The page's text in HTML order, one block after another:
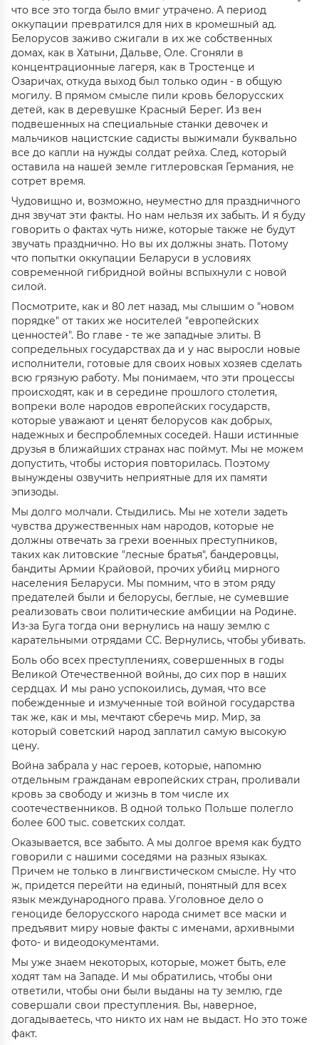
что все это тогда было вмиг утрачено. А период
оккупации превратился для них в кромешный ад.
Белорусов заживо сжигали в их же собственных
домах, как в Хатыни, Дальве, Оле. Сгоняли в
концентрационные лагеря, как в Тростенце и
Озаричах, откуда выход был только один - в общую
могилу. В прямом смысле пили кровь белорусских
детей, как в деревушке Красный Берег. Из вен
подвешенных на специальные станки девочек и
мальчиков нацистские садисты выжимали буквально
все до капли на нужды солдат рейха. След, который
оставила на нашей земле гитлеровская Германия, не
сотрет время.
Чудовищно и, возможно, неуместно для праздничного
дня звучат эти факты. Но нам нельзя их забыть. И я буду
говорить о фактах чуть ниже, которые также не будут
звучать празднично. Но вы их должны знать. Потому
что попытки оккупации Беларуси в условиях
современной гибридной войны вспыхнули с новой
силой.
Посмотрите, как и 80 лет назад, мы слышим о "новом
порядке" от таких же носителей "европейских
ценностей". Во главе - те же западные элиты. В
сопредельных государствах да и у нас выросли новые
исполнители, готовые для своих новых хозяев сделать
всю грязную работу. Мы понимаем, что эти процессы
происходят, как и в середине прошлого столетия,
вопреки воле народов европейских государств,
которые уважают и ценят белорусов как добрых,
надежных и беспроблемных соседей. Наши истинные
друзья в ближайших странах нас поймут. Мы не можем
допустить, чтобы история повторилась. Поэтому
вынуждены озвучить неприятные для их памяти
эпизоды.
Мы долго молчали. Стыдились. Мы не хотели задеть
чувства дружественных нам народов, которые не
должны отвечать за грехи военных преступников,
таких как литовские "лесные братья", бандеровцы,
бандиты Армии Крайовой, прочих убийц мирного
населения Беларуси. Мы помним, что в этом ряду
предателей были и белорусы, беглые, не сумевшие
реализовать свои политические амбиции на Родине.
Из-за Буга тогда они вернулись на нашу землю с
карательными отрядами СС. Вернулись, чтобы убивать.
Боль обо всех преступлениях, совершенных в годы
Великой Отечественной войны, до сих пор в наших
сердцах. И мы рано успокоились, думая, что все
побежденные и измученные той войной государства
так же, как и мы, мечтают сберечь мир. Мир, за
который советский народ заплатил самую высокую
цену.
Война забрала у нас героев, которые, напомню
отдельным гражданам европейских стран, проливали
кровь за свободу и жизнь в том числе их
соотечественников. В одной только Польше полегло
более 600 тыс. советских солдат.
Оказывается, все забыто. А мы долгое время как будто
говорили с нашими соседями на разных языках.
Причем не только в лингвистическом смысле. Ну что
ж, придется перейти на единый, понятный для всех
язык международного права. Уголовное дело о
геноциде белорусского народа снимет все маски и
предъявит миру новые факты с именами, архивными
фото- и видеодокументами.
Мы уже знаем некоторых, которые, может быть, еле
ходят там на Западе. И мы обратились, чтобы они
ответили, чтобы они были выданы на ту землю, где
совершали свои преступления. Вы, наверное,
догадываетесь, что никто их нам не выдаст. Но это тоже
факт.